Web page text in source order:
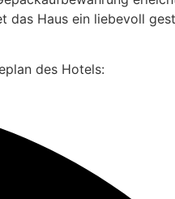
Haus ein liebevoll
des Hotels: